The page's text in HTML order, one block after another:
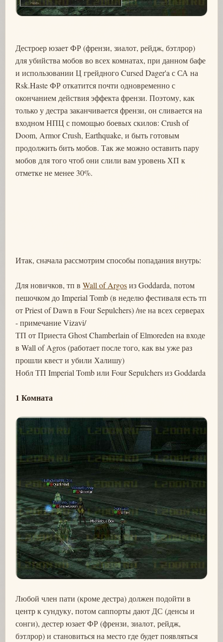
Дестроер юзает ФР (френзи, зиалот, рейдж, бэтлрор)
для убийства мобов во всех комнатах, при данном бафе
и использовании Ц грейдного Cursed Dager'a с СА на
Rsk.Haste ФР откатится почти одновременно с
окончанием действия эффекта френзи. Поэтому, как
только у дестра заканчивается френзи, он сливается на
входном НПЦ с помощью боевых скилов: Crush of
Doom, Armor Crush, Earthquake, и быть готовым
продолжить бить мобов. Так же можно оставить пару
мобов для того чтоб они слили вам уровень ХП к
отметке не менее 30%.
Итак, сначала рассмотрим способы попадания внутрь:
Для новичков, тп в Wall of Argosиз Goddarda, потом
пешочком до Imperial Tomb (в неделю фестиваля есть тп
от Priest of Dawn в Four Sepulchers) /не на всех серверах
- примечание Vizavi/
ТП от Приеста Ghost Chamberlain of Elmoreden на входе
в Wall of Agros (работает после того, как вы уже раз
прошли квест и убили Халишу)
Нобл ТП Imperial Tomb или Four Sepulchers из Goddarda
1 Комната
Любой член пати (кроме дестра) должен подойти в
центр к сундуку, потом саппорты дают ДС (денсы и
сонги), дестер юзает ФР (френзи, зиалот, рейдж,
бэтлрор) и становиться на место где будет появляться